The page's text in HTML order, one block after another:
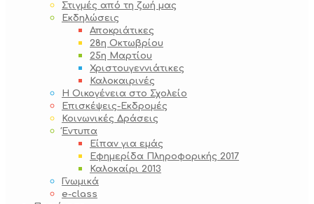
Στιγμές από τη ζωή μας
Εκδηλώσεις
Αποκριάτικες
28η Οκτωβρίου
25η Μαρτίου
Χριστουγεννιάτικες
Καλοκαιρινές
Η Οικογένεια στο Σχολείο
Επισκέψεις-Εκδρομές
Κοινωνικές Δράσεις
Έντυπα
Είπαν για εμάς
Εφημερίδα Πληροφορικής 2017
Καλοκαίρι 2013
Γνωμικά
e-class